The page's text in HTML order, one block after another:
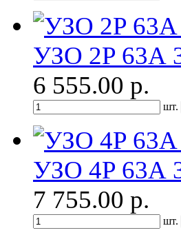
УЗО 2P 63А
6 555.00 р.
шт.
УЗО 4P 63А
7 755.00 р.
шт.